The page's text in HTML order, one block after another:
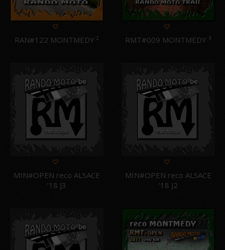
RAN#122 MONTMEDY ² RMT#009 MONTMEDY ³
MIN#OPEN reco ALSACE
’18 J3
MIN#OPEN reco ALSACE
’18 J2